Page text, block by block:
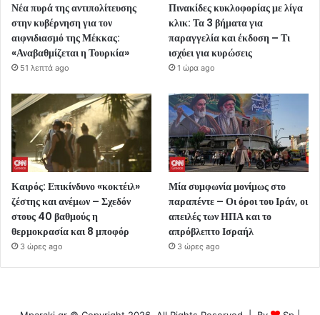
Νέα πυρά της αντιπολίτευσης
στην κυβέρνηση για τον
αιφνιδιασμό της Μέκκας:
«Αναβαθμίζεται η Τουρκία»
51 λεπτά ago
Πινακίδες κυκλοφορίας με λίγα
κλικ: Τα 3 βήματα για
παραγγελία και έκδοση – Τι
ισχύει για κυρώσεις
1 ώρα ago
Καιρός: Επικίνδυνο «κοκτέιλ»
ζέστης και ανέμων – Σχεδόν
στους 40 βαθμούς η
θερμοκρασία και 8 μποφόρ
3 ώρες ago
Μία συμφωνία μονίμως στο
παραπέντε – Οι όροι του Ιράν, οι
απειλές των ΗΠΑ και το
απρόβλεπτο Ισραήλ
3 ώρες ago